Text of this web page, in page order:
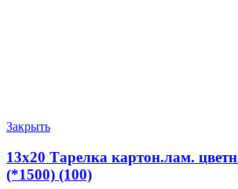
Закрыть
13х20 Тарелка картон.лам.
(*1500) (100)